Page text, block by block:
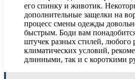
его спинку и животик.
дополнительные защелки на
процесс смены одежды
быстрым. Боди вам
штучек разных стилей, любого
климатических условий,
длинными, так и с короткими